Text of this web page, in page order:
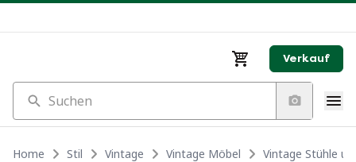
Verkauf
Suchen
Home Stil Vintage Vintage Möbel
Vintage Stühle